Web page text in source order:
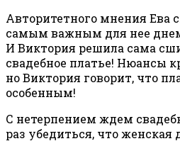
Авторитетного мнения Ева
самым важным для нее
И Виктория решила сама
свадебное платье! Нюансы
но Виктория говорит, что
особенным!
С нетерпением ждем
раз убедиться, что